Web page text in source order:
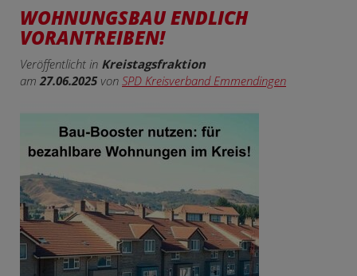
WOHNUNGSBAU ENDLICH
VORANTREIBEN!
Veröffentlicht in Kreistagsfraktion
am27.06.2025 von SPD Kreisverband Emmendingen